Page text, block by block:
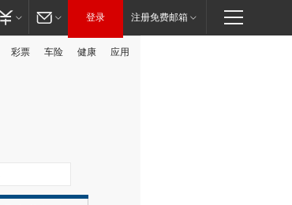
登录 注册免费邮箱
彩票 车险 健康 应用